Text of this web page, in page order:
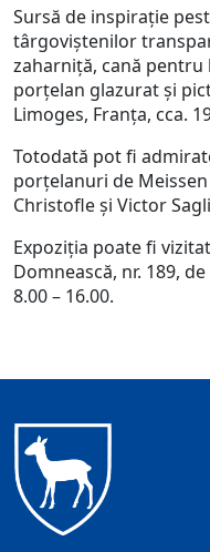
Sursă de inspirație
târgoviștenilor
zaharniță, cană pentru
porțelan glazurat și
Limoges, Franța, cca.
Totodată pot fi
porţelanuri de
Christofle şi Victor
Expoziția poate fi
Domnească, nr. 189,
8.00 – 16.00.